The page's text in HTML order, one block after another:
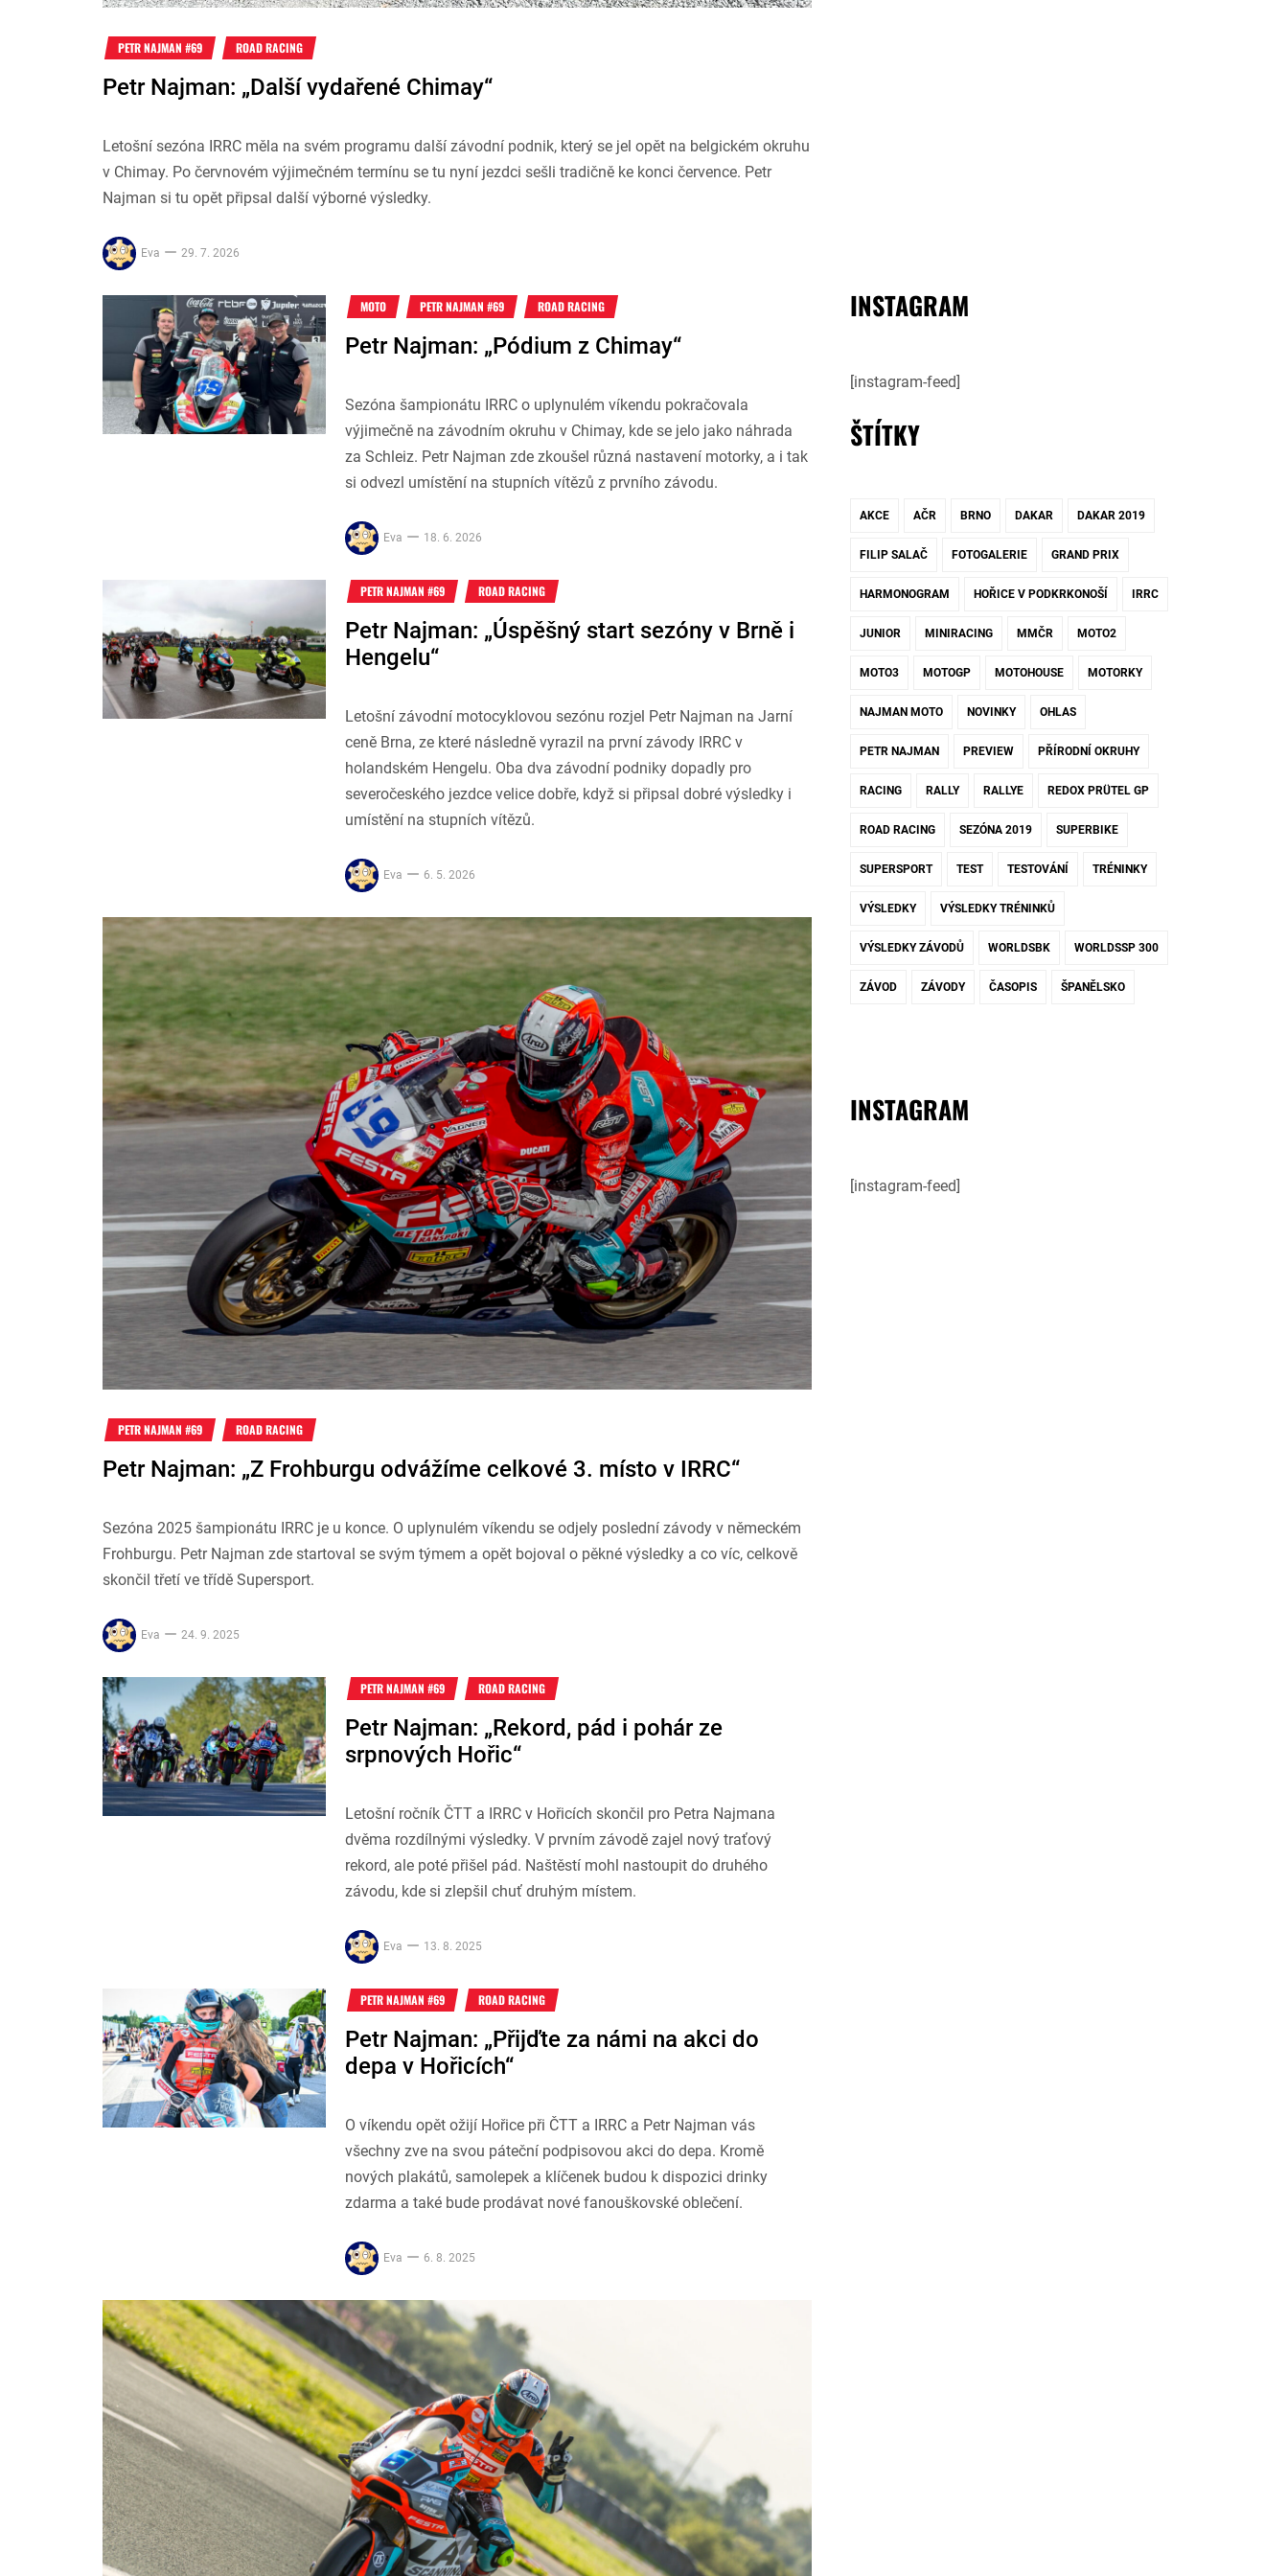
PETR NAJMAN #69 ROAD RACING
Petr Najman: „Další vydařené Chimay“
Letošní sezóna IRRC měla na svém programu další závodní podnik, který se jel opět na belgickém okruhu
v Chimay. Po červnovém výjimečném termínu se tu nyní jezdci sešli tradičně ke konci července. Petr
Najman si tu opět připsal další výborné výsledky.
Eva 29. 7. 2026
MOTO PETR NAJMAN #69 ROAD RACING
Petr Najman: „Pódium z Chimay“
Sezóna šampionátu IRRC o uplynulém víkendu pokračovala
výjimečně na závodním okruhu v Chimay, kde se jelo jako náhrada
za Schleiz. Petr Najman zde zkoušel různá nastavení motorky, a i tak
si odvezl umístění na stupních vítězů z prvního závodu.
Eva 18. 6. 2026
PETR NAJMAN #69 ROAD RACING
Petr Najman: „Úspěšný start sezóny v Brně i
Hengelu“
Letošní závodní motocyklovou sezónu rozjel Petr Najman na Jarní
ceně Brna, ze které následně vyrazil na první závody IRRC v
holandském Hengelu. Oba dva závodní podniky dopadly pro
severočeského jezdce velice dobře, když si připsal dobré výsledky i
umístění na stupních vítězů.
Eva 6. 5. 2026
PETR NAJMAN #69 ROAD RACING
Petr Najman: „Z Frohburgu odvážíme celkové 3. místo v IRRC“
Sezóna 2025 šampionátu IRRC je u konce. O uplynulém víkendu se odjely poslední závody v německém
Frohburgu. Petr Najman zde startoval se svým týmem a opět bojoval o pěkné výsledky a co víc, celkově
skončil třetí ve třídě Supersport.
Eva 24. 9. 2025
PETR NAJMAN #69 ROAD RACING
Petr Najman: „Rekord, pád i pohár ze
srpnových Hořic“
Letošní ročník ČTT a IRRC v Hořicích skončil pro Petra Najmana
dvěma rozdílnými výsledky. V prvním závodě zajel nový traťový
rekord, ale poté přišel pád. Naštěstí mohl nastoupit do druhého
závodu, kde si zlepšil chuť druhým místem.
Eva 13. 8. 2025
PETR NAJMAN #69 ROAD RACING
Petr Najman: „Přijďte za námi na akci do
depa v Hořicích“
O víkendu opět ožijí Hořice při ČTT a IRRC a Petr Najman vás
všechny zve na svou páteční podpisovou akci do depa. Kromě
nových plakátů, samolepek a klíčenek budou k dispozici drinky
zdarma a také bude prodávat nové fanouškovské oblečení.
Eva 6. 8. 2025
INSTAGRAM
[instagram-feed]
ŠTÍTKY
AKCE AČR BRNO DAKAR DAKAR 2019
FILIP SALAČ FOTOGALERIE GRAND PRIX
HARMONOGRAM HOŘICE V PODKRKONOŠÍ IRRC
JUNIOR MINIRACING MMČR MOTO2
MOTO3 MOTOGP MOTOHOUSE MOTORKY
NAJMAN MOTO NOVINKY OHLAS
PETR NAJMAN PREVIEW PŘÍRODNÍ OKRUHY
RACING RALLY RALLYE REDOX PRÜTEL GP
ROAD RACING SEZÓNA 2019 SUPERBIKE
SUPERSPORT TEST TESTOVÁNÍ TRÉNINKY
VÝSLEDKY VÝSLEDKY TRÉNINKŮ
VÝSLEDKY ZÁVODŮ WORLDSBK WORLDSSP 300
ZÁVOD ZÁVODY ČASOPIS ŠPANĚLSKO
INSTAGRAM
[instagram-feed]